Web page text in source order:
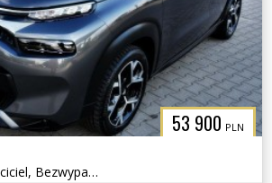
53 900 PLN
Polski Salon, 1 właściciel, Bezwypadkowy